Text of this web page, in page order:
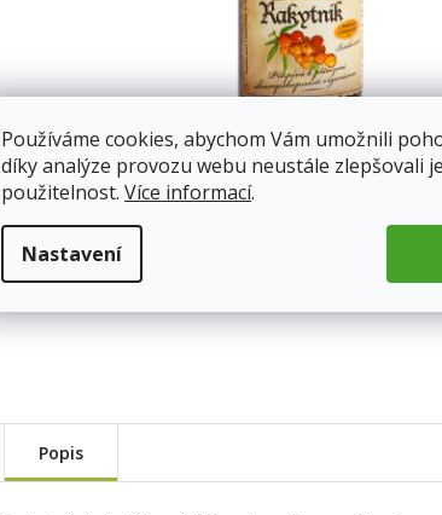
Používáme cookies, abychom Vám umožnili
díky analýze provozu webu neustále zlepšovali
použitelnost. Více informací.
Nastavení
Popis